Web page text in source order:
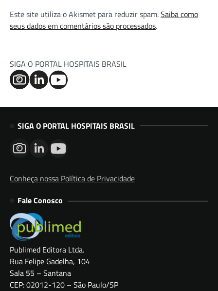
Este site utiliza o Akismet para reduzir spam.Saiba como
seus dados em comentários são processados.
SIGA O PORTAL HOSPITAIS BRASIL
SIGA O PORTAL HOSPITAIS BRASIL
Conheça nossa Política de Privacidade
Fale Conosco
Publimed Editora Ltda.
Rua Felipe Gadelha, 104
Sala 55 – Santana
CEP: 02012-120 – São Paulo/SP